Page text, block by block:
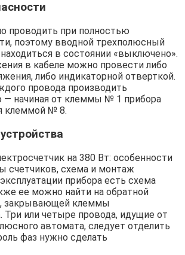
проводить при полностью
поэтому вводной трехполюсный
в состоянии «выключено».
в кабеле можно провести либо
либо индикаторной отверткой.
провода производить
— начиная от клеммы № 1 прибора
клеммой № 8.
прибора есть схема
ее можно найти на обратной
закрывающей клеммы
Три или четыре провода, идущие от
автомата, следует отделить
фаз нужно сделать